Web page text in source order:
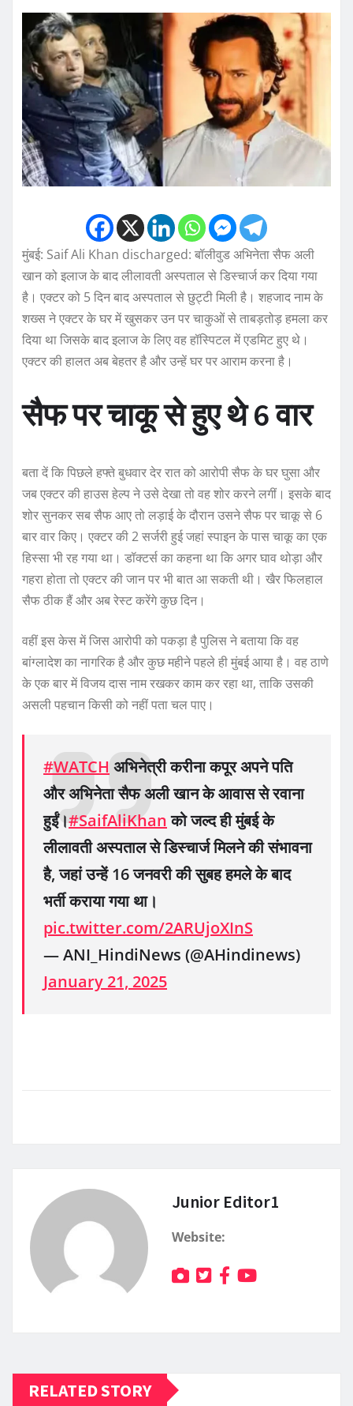
मुंबई: Saif Ali Khan discharged: बॉलीवुड अभिनेता सैफ अली
खान को इलाज के बाद लीलावती अस्पताल से डिस्चार्ज कर दिया गया
है। एक्टर को 5 दिन बाद अस्पताल से छुट्टी मिली है। शहजाद नाम के
शख्स ने एक्टर के घर में खुसकर उन पर चाकुओं से ताबड़तोड़ हमला कर
दिया था जिसके बाद इलाज के लिए वह हॉस्पिटल में एडमिट हुए थे।
एक्टर की हालत अब बेहतर है और उन्हें घर पर आराम करना है।
सैफ पर चाकू से हुए थे 6 वार
बता दें कि पिछले हफ्ते बुधवार देर रात को आरोपी सैफ के घर घुसा और
जब एक्टर की हाउस हेल्प ने उसे देखा तो वह शोर करने लगीं। इसके बाद
शोर सुनकर सब सैफ आए तो लड़ाई के दौरान उसने सैफ पर चाकू से 6
बार वार किए। एक्टर की 2 सर्जरी हुई जहां स्पाइन के पास चाकू का एक
हिस्सा भी रह गया था। डॉक्टर्स का कहना था कि अगर घाव थोड़ा और
गहरा होता तो एक्टर की जान पर भी बात आ सकती थी। खैर फिलहाल
सैफ ठीक हैं और अब रेस्ट करेंगे कुछ दिन।
वहीं इस केस में जिस आरोपी को पकड़ा है पुलिस ने बताया कि वह
बांग्लादेश का नागरिक है और कुछ महीने पहले ही मुंबई आया है। वह ठाणे
के एक बार में विजय दास नाम रखकर काम कर रहा था, ताकि उसकी
असली पहचान किसी को नहीं पता चल पाए।
#WATCH अभिनेत्री करीना कपूर अपने पति
और अभिनेता सैफ अली खान के आवास से रवाना
हुईं।#SaifAliKhanको जल्द ही मुंबई के
लीलावती अस्पताल से डिस्चार्ज मिलने की संभावना
है, जहां उन्हें 16 जनवरी की सुबह हमले के बाद
भर्ती कराया गया था।
pic.twitter.com/2ARUjoXInS
— ANI_HindiNews (@AHindinews)
January 21, 2025
Junior Editor1
Website:
RELATED STORY